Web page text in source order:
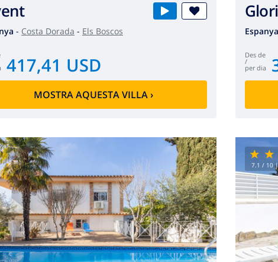
- Costa Dorada - Els Boscos
417,41 USD
MOSTRA AQUESTA VILLA›
Espanya
des de
/
per dia
7.1 / 10